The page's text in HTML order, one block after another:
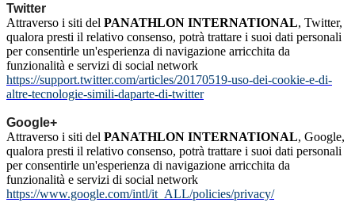
Twitter
Attraverso i siti del PANATHLON INTERNATIONAL, Twitter,
qualora presti il relativo consenso, potrà trattare i suoi dati personali
per consentirle un'esperienza di navigazione arricchita da
funzionalità e servizi di social network
https://support.twitter.com/articles/20170519-uso-dei-cookie-e-di-
altre-tecnologie-simili-daparte-di-twitter
Google+
Attraverso i siti del PANATHLON INTERNATIONAL, Google,
qualora presti il relativo consenso, potrà trattare i suoi dati personali
per consentirle un'esperienza di navigazione arricchita da
funzionalità e servizi di social network
https://www.google.com/intl/it_ALL/policies/privacy/